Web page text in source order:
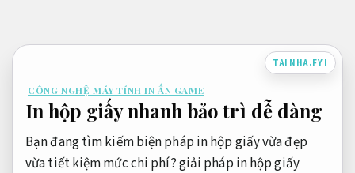
nội
TAINHA.FYI
CÔNG NGHỆ MÁY TÍNH IN ẤN GAME
In hộp giấy nhanh bảo trì dễ dàng
Bạn đangtìm kiếmbiện pháp in hộp giấy vừa đẹp
vừa tiết kiệm mức chi phí?giải pháp in hộp giấy